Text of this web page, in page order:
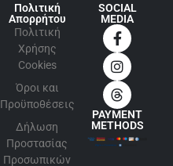
Πολιτική
Απορρήτου
Πολιτική
Xρήσης
Cookies
Όροι και
Προϋποθέσεις
Δήλωση
Προστασίας
Προσωπικών
SOCIAL
MEDIA
PAYMENT
METHODS